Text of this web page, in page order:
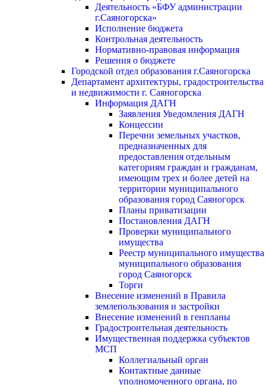
Деятельность «БФУ администрации
г.Саяногорска»
Исполнение бюджета
Контрольная деятельность
Нормативно-правовая информация
Решения о бюджете
Городской отдел образования г.Саяногорска
Департамент архитектуры, градостроительства
и недвижимости г. Саяногорска
Информация ДАГН
Заявления Уведомления ДАГН
Концессии
Перечни земельных участков,
предназначенных для
предоставления отдельным
категориям граждан и гражданам,
имеющим трех и более детей на
территории муниципального
образования город Саяногорск
Планы приватизации
Постановления ДАГН
Проверки муниципального
имущества
Реестр муниципального имущества
муниципального образования
город Саяногорск
Торги
Внесение изменений в Правила
землепользования и застройки
Внесение изменений в генпланы
Градостроительная деятельность
Имущественная поддержка субъектов
МСП
Коллегиальный орган
Контактные данные
уполномоченного органа, по